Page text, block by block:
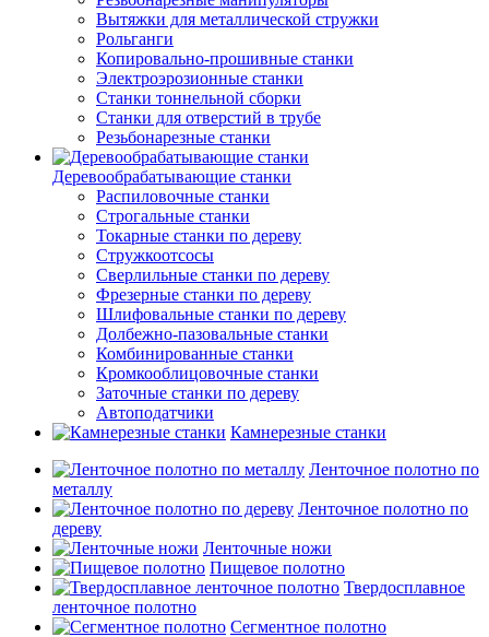
Вытяжки для металлической стружки
Рольганги
Копировально-прошивные станки
Электроэрозионные станки
Станки тоннельной сборки
Станки для отверстий в трубе
Резьбонарезные станки
Деревообрабатывающие станки
Распиловочные станки
Строгальные станки
Токарные станки по дереву
Стружкоотсосы
Сверлильные станки по дереву
Фрезерные станки по дереву
Шлифовальные станки по дереву
Долбежно-пазовальные станки
Комбинированные станки
Кромкооблицовочные станки
Заточные станки по дереву
Автоподатчики
Камнерезные станки
Ленточное полотно по
металлу
Ленточное полотно по
дереву
Ленточные ножи
Пищевое полотно
Твердосплавное
ленточное полотно
Сегментное полотно